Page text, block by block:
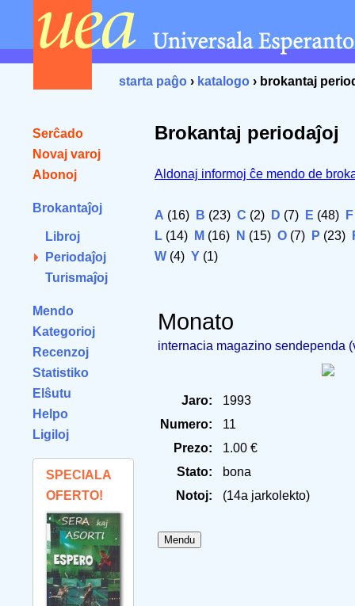
starta paĝo › katalogo › brokantaj
Serĉado
Novaj varoj
Abonoj
Brokantaĵoj
Libroj
Periodaĵoj
Turismaĵoj
Mendo
Kategorioj
Recenzoj
Statistiko
Elŝutu
Helpo
Ligiloj
SPECIALA
OFERTO!
Brokantaj periodaĵoj
Aldonaj informoj ĉe mendo de
A (16) B (23) C (2) D (7) E (48) F
L (14) M (16) N (15) O (7) P (23)
W (4) Y (1)
Monato
internacia magazino sendependa
Jaro:
1993
Numero:
11
Prezo:
1.00 €
Stato:
bona
Notoj:
(14a jarkolekto)